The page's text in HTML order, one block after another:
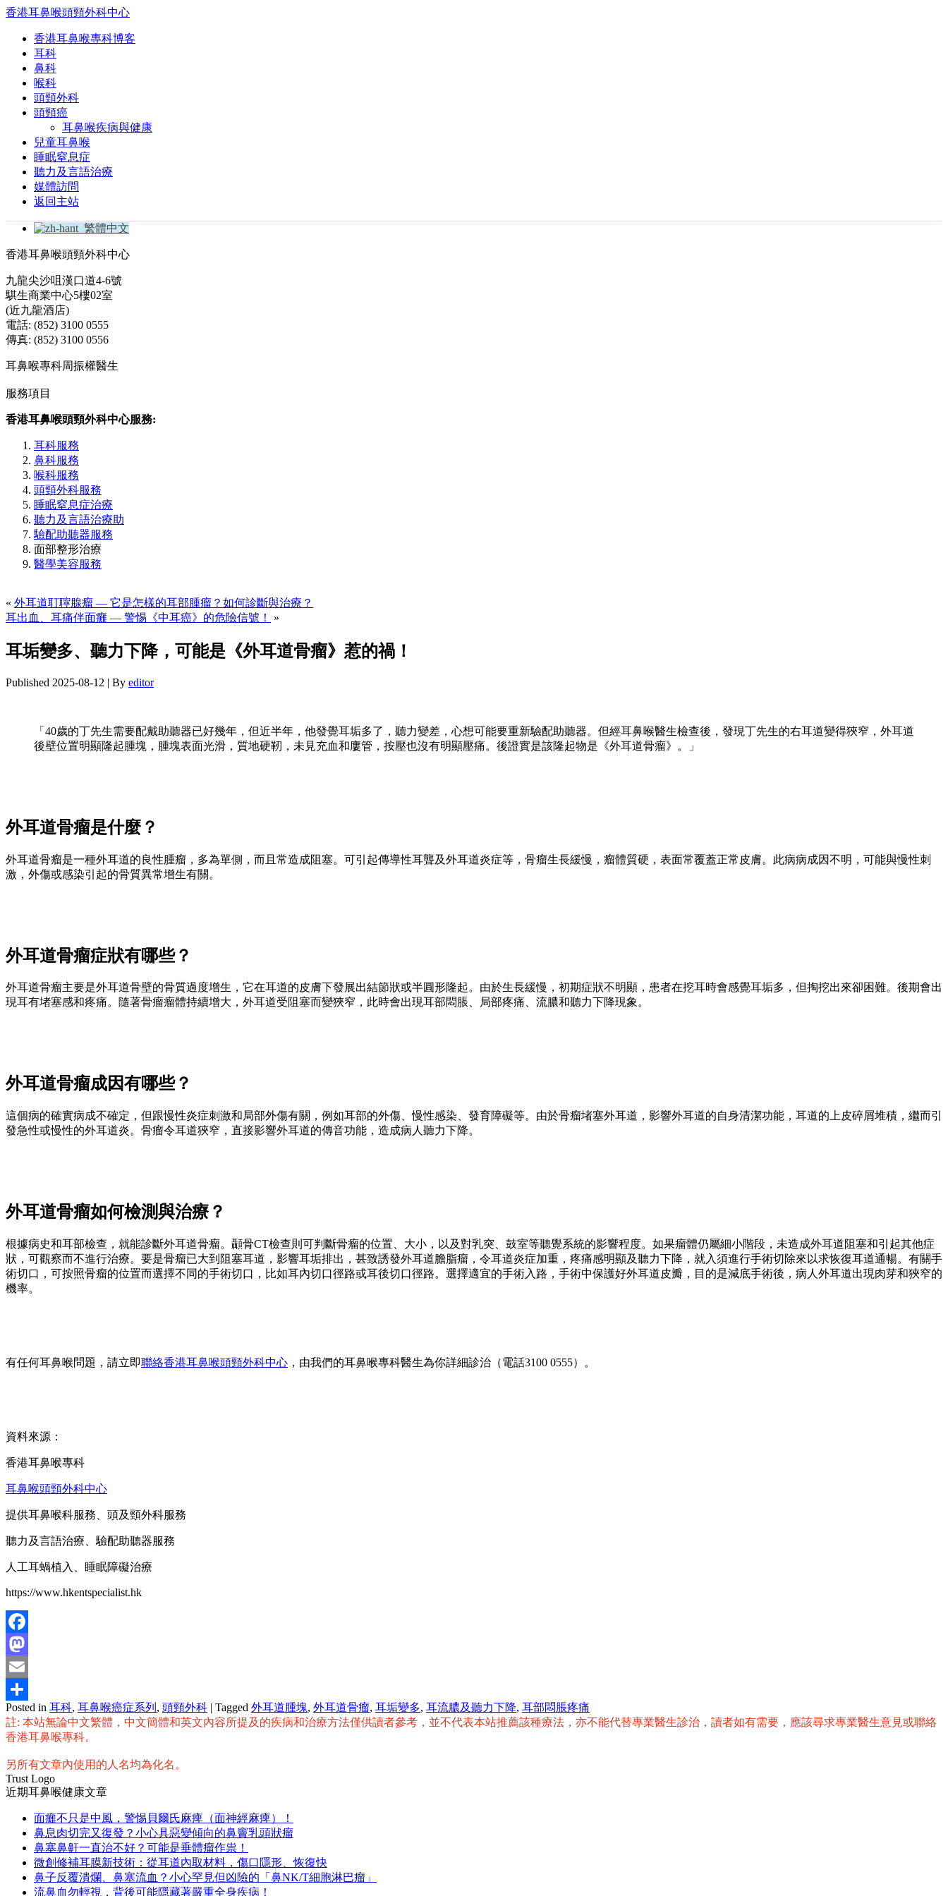
香港耳鼻喉頭頸外科中心
香港耳鼻喉專科博客
耳科
鼻科
喉科
頭頸外科
頭頸癌
耳鼻喉疾病與健康
兒童耳鼻喉
睡眠窒息症
聽力及言語治療
媒體訪問
返回主站
繁體中文
香港耳鼻喉頭頸外科中心
九龍尖沙咀漢口道4-6號
騏生商業中心5樓02室
(近九龍酒店)
電話: (852) 3100 0555
傳真: (852) 3100 0556
耳鼻喉專科周振權醫生
服務項目
香港耳鼻喉頭頸外科中心服務:
耳科服務
鼻科服務
喉科服務
頭頸外科服務
睡眠窒息症治療
聽力及言語治療助
驗配助聽器服務
面部整形治療
醫學美容服務
« 外耳道耵聹腺瘤 — 它是怎樣的耳部腫瘤？如何診斷與治療？
耳出血、耳痛伴面癱 — 警惕《中耳癌》的危險信號！
»
耳垢變多、聽力下降，可能是《外耳道骨瘤》惹的禍！
Published 2025-08-12 | By editor
「40歲的丁先生需要配戴助聽器已好幾年，但近半年，他發覺耳垢多了，聽力變差，心想可能要重新驗配助聽器。但經耳鼻喉醫生檢查後，發現丁先生的右耳道變得狹窄，外耳道
後壁位置明顯隆起腫塊，腫塊表面光滑，質地硬靭，未見充血和廔管，按壓也沒有明顯壓痛。後證實是該隆起物是《外耳道骨瘤》。」
外耳道骨瘤是什麼？
外耳道骨瘤是一種外耳道的良性腫瘤，多為單側，而且常造成阻塞。可引起傳導性耳聾及外耳道炎症等，骨瘤生長緩慢，瘤體質硬，表面常覆蓋正常皮膚。此病病成因不明，可能與慢性刺
激，外傷或感染引起的骨質異常增生有關。
外耳道骨瘤症狀有哪些？
外耳道骨瘤主要是外耳道骨壁的骨質過度增生，它在耳道的皮膚下發展出結節狀或半圓形隆起。由於生長緩慢，初期症狀不明顯，患者在挖耳時會感覺耳垢多，但掏挖出來卻困難。後期會出
現耳有堵塞感和疼痛。隨著骨瘤瘤體持續增大，外耳道受阻塞而變狹窄，此時會出現耳部悶脹、局部疼痛、流膿和聽力下降現象。
外耳道骨瘤成因有哪些？
這個病的確實病成不確定，但跟慢性炎症刺激和局部外傷有關，例如耳部的外傷、慢性感染、發育障礙等。由於骨瘤堵塞外耳道，影響外耳道的自身清潔功能，耳道的上皮碎屑堆積，繼而引
發急性或慢性的外耳道炎。骨瘤令耳道狹窄，直接影響外耳道的傳音功能，造成病人聽力下降。
外耳道骨瘤如何檢測與治療？
根據病史和耳部檢查，就能診斷外耳道骨瘤。顳骨CT檢查則可判斷骨瘤的位置、大小，以及對乳突、鼓室等聽覺系統的影響程度。如果瘤體仍屬細小階段，未造成外耳道阻塞和引起其他症
狀，可觀察而不進行治療。要是骨瘤已大到阻塞耳道，影響耳垢排出，甚致誘發外耳道膽脂瘤，令耳道炎症加重，疼痛感明顯及聽力下降，就入須進行手術切除來以求恢復耳道通暢。有關手
術切口，可按照骨瘤的位置而選擇不同的手術切口，比如耳內切口徑路或耳後切口徑路。選擇適宜的手術入路，手術中保護好外耳道皮瓣，目的是減底手術後，病人外耳道出現肉芽和狹窄的
機率。
有任何耳鼻喉問題，請立即聯絡香港耳鼻喉頭頸外科中心 ，由我們的耳鼻喉專科醫生為你詳細診治（電話3100 0555）。
資料來源：
香港耳鼻喉專科
耳鼻喉頭頸外科中心
提供耳鼻喉科服務、頭及頸外科服務
聽力及言語治療、驗配助聽器服務
人工耳蝸植入、睡眠障礙治療
https://www.hkentspecialist.hk
Facebook
Mastodon
Email
分
享
Posted in 耳科, 耳鼻喉癌症系列 , 頭頸外科 | Tagged 外耳道腫塊, 外耳道骨瘤, 耳垢變多, 耳流膿及聽力下降, 耳部悶脹疼痛
註: 本站無論中文繁體，中文簡體和英文內容所提及的疾病和治療方法僅供讀者參考，並不代表本站推薦該種療法，亦不能代替專業醫生診治，讀者如有需要，應該尋求專業醫生意見或聯絡
香港耳鼻喉專科。
另所有文章內使用的人名均為化名。
Trust Logo
近期耳鼻喉健康文章
面癱不只是中風，警惕貝爾氏麻痺（面神經麻痺）！
鼻息肉切完又復發？小心具惡變傾向的鼻竇乳頭狀瘤
鼻塞鼻鼾一直治不好？可能是垂體瘤作祟！
微創修補耳膜新技術：從耳道內取材料，傷口隱形、恢復快
鼻子反覆潰爛、鼻塞流血？小心罕見但凶險的「鼻NK/T細胞淋巴瘤」
流鼻血勿輕視，背後可能隱藏著嚴重全身疾病！